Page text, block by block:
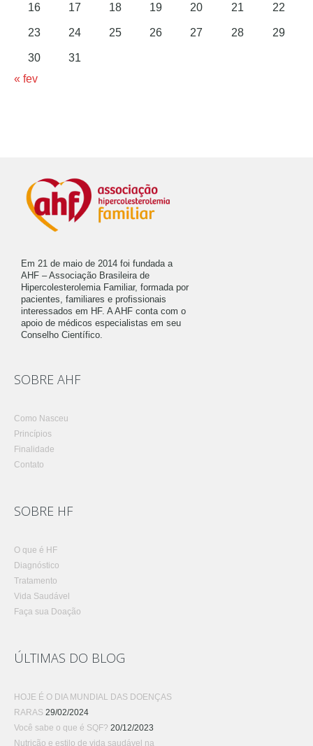
16 17 18 19 20 21 22
23 24 25 26 27 28 29
30
31
« fev
Em 21 de maio de 2014 foi fundada a
AHF – Associação Brasileira de
Hipercolesterolemia Familiar, formada por
pacientes, familiares e profissionais
interessados em HF. A AHF conta com o
apoio de médicos especialistas em seu
Conselho Científico.
SOBRE AHF
Como Nasceu
Princípios
Finalidade
Contato
SOBRE HF
O que é HF
Diagnóstico
Tratamento
Vida Saudável
Faça sua Doação
ÚLTIMAS DO BLOG
HOJE É O DIA MUNDIAL DAS DOENÇAS
RARAS 29/02/2024
Você sabe o que é SQF? 20/12/2023
Nutrição e estilo de vida saudável na